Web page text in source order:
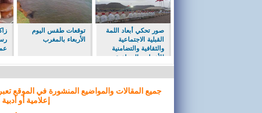
صور تحكي أبعاد اللمة
القبلية الاجتماعية
والثقافية والتضامنية
للأعراس الجماعية ب
ايت احيا جماعة حصيا
توقعات طقس اليوم
الأربعاء بالمغرب
جميع المقالات والمواضيع المنشورة في الموقع
إعلامية أو أدبية